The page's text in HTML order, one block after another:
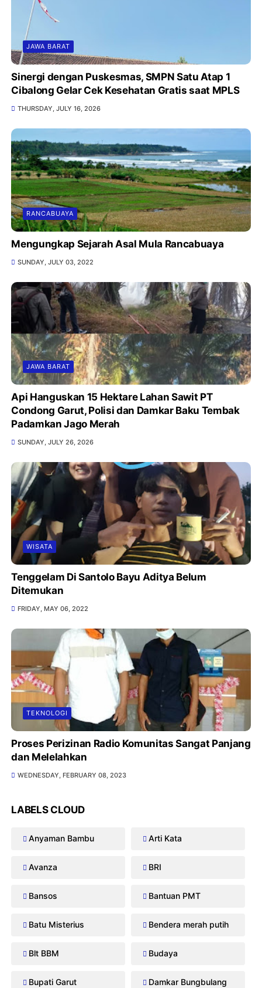
JAWA BARAT
Sinergi dengan Puskesmas, SMPN Satu Atap 1
Cibalong Gelar Cek Kesehatan Gratis saat MPLS
THURSDAY, JULY 16, 2026
RANCABUAYA
Mengungkap Sejarah Asal Mula Rancabuaya
SUNDAY, JULY 03, 2022
JAWA BARAT
Api Hanguskan 15 Hektare Lahan Sawit PT
Condong Garut, Polisi dan Damkar Baku Tembak
Padamkan Jago Merah
SUNDAY, JULY 26, 2026
WISATA
Tenggelam Di Santolo Bayu Aditya Belum
Ditemukan
FRIDAY, MAY 06, 2022
TEKNOLOGI
Proses Perizinan Radio Komunitas Sangat Panjang
dan Melelahkan
WEDNESDAY, FEBRUARY 08, 2023
LABELS CLOUD
Anyaman Bambu Arti Kata
Avanza BRI
Bansos Bantuan PMT
Batu Misterius Bendera merah putih
Blt BBM Budaya
Bupati Garut Damkar Bungbulang